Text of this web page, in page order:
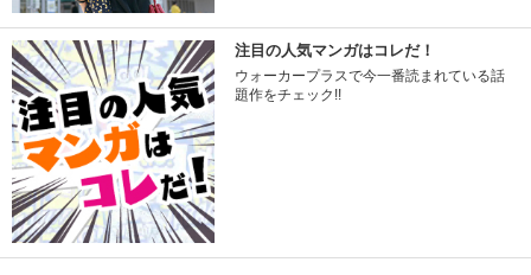
注目の人気マンガはコレだ！
ウォーカープラスで今一番読まれている話
題作をチェック!!